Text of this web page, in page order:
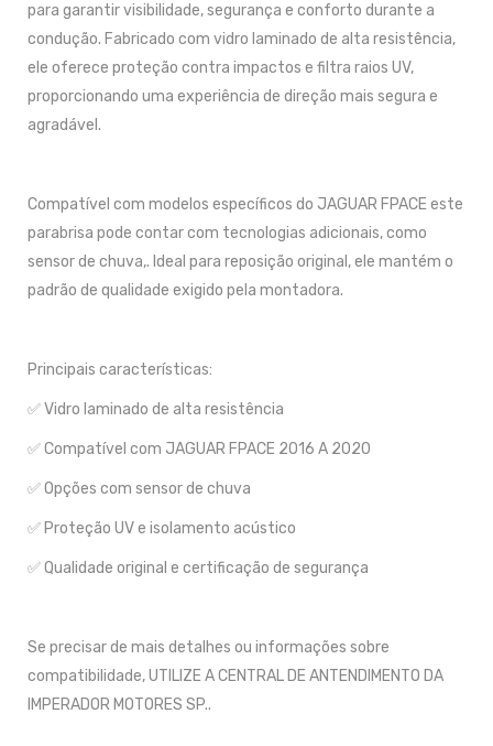
para garantir visibilidade, segurança e conforto durante a
condução. Fabricado com vidro laminado de alta resistência,
ele oferece proteção contra impactos e filtra raios UV,
proporcionando uma experiência de direção mais segura e
agradável.
Compatível com modelos específicos do JAGUAR FPACE este
parabrisa pode contar com tecnologias adicionais, como
sensor de chuva,. Ideal para reposição original, ele mantém o
padrão de qualidade exigido pela montadora.
Principais características:
✅ Vidro laminado de alta resistência
✅ Compatível com JAGUAR FPACE 2016 A 2020
✅ Opções com sensor de chuva
✅ Proteção UV e isolamento acústico
✅ Qualidade original e certificação de segurança
Se precisar de mais detalhes ou informações sobre
compatibilidade, UTILIZE A CENTRAL DE ANTENDIMENTO DA
IMPERADOR MOTORES SP..